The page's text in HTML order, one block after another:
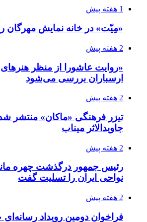
1 هفته پیش
«مِیّت» در خانه نمایش
2 هفته پیش
«روایت عاشورا از منظر هنرهای
ارسباران بررسی می‌شود
2 هفته پیش
تیزر فرهنگی «ماکان» منتشر
جاویدالاثر میناب
2 هفته پیش
رئیس جمهور درگذشت چهره
نواحی ایران را تسلیت گفت
2 هفته پیش
فراخوان دومین رویداد